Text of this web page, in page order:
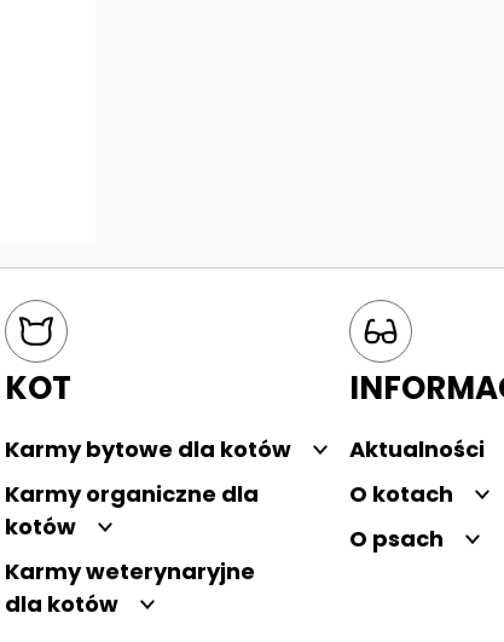
KOT
Karmy bytowe dla kotów
Karmy organiczne dla
kotów
Karmy weterynaryjne
dla kotów
Aktualności
O kotach
O psach